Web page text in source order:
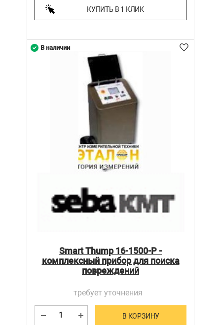
КУПИТЬ В 1 КЛИК
Smart Thump 16-1500-P -
комплексный прибор для поиска
повреждений
требует уточнения
В КОРЗИНУ
В наличии